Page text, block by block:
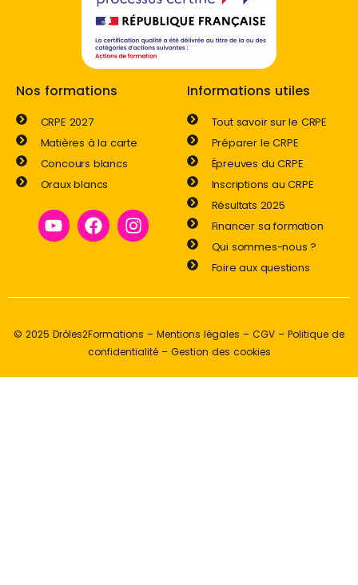
Nos formations
CRPE 2027
Matières à la carte
Concours blancs
Oraux blancs
Informations utiles
Tout savoir sur le CRPE
Préparer le CRPE
Épreuves du CRPE
Inscriptions au CRPE
Résultats 2025
Financer sa formation
Qui sommes-nous ?
Foire aux questions
© 2025 Drôles2Formations – Mentions légales – CGV – Politique de
confidentialité– Gestion des cookies